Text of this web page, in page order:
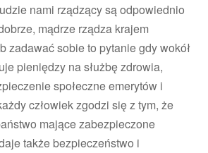
nami rządzący są odpowiednio
mądrze rządza krajem
zadawać sobie to pytanie gdy wokół
pieniędzy na służbę zdrowia,
społeczne emerytów i
człowiek zgodzi się z tym, że
mające zabezpieczone
także bezpieczeństwo i